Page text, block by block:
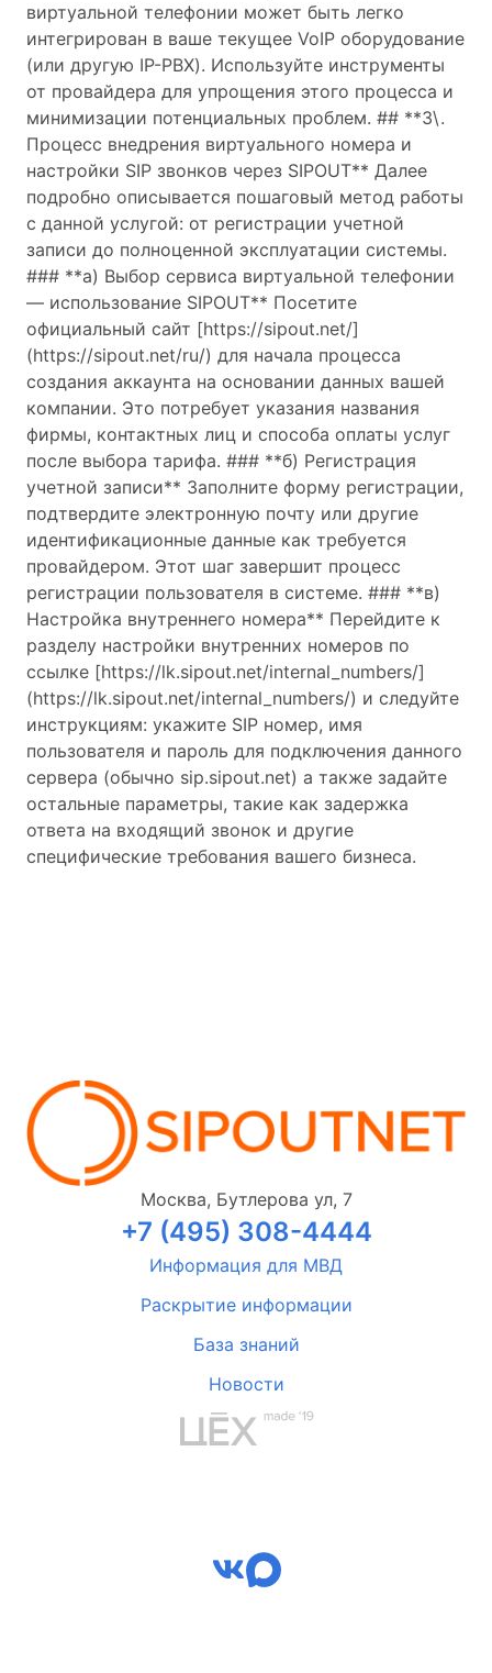
виртуальной телефонии может быть легко
интегрирован в ваше текущее VoIP оборудование
(или другую IP-PBX). Используйте инструменты
от провайдера для упрощения этого процесса и
минимизации потенциальных проблем. ## **3\.
Процесс внедрения виртуального номера и
настройки SIP звонков через SIPOUT** Далее
подробно описывается пошаговый метод работы
с данной услугой: от регистрации учетной
записи до полноценной эксплуатации системы.
### **а) Выбор сервиса виртуальной телефонии
— использование SIPOUT** Посетите
официальный сайт [https://sipout.net/]
(https://sipout.net/ru/) для начала процесса
создания аккаунта на основании данных вашей
компании. Это потребует указания названия
фирмы, контактных лиц и способа оплаты услуг
после выбора тарифа. ### **б) Регистрация
учетной записи** Заполните форму регистрации,
подтвердите электронную почту или другие
идентификационные данные как требуется
провайдером. Этот шаг завершит процесс
регистрации пользователя в системе. ### **в)
Настройка внутреннего номера** Перейдите к
разделу настройки внутренних номеров по
ссылке [https://lk.sipout.net/internal_numbers/]
(https://lk.sipout.net/internal_numbers/) и следуйте
инструкциям: укажите SIP номер, имя
пользователя и пароль для подключения данного
сервера (обычно sip.sipout.net) а также задайте
остальные параметры, такие как задержка
ответа на входящий звонок и другие
специфические требования вашего бизнеса.
Москва, Бутлерова ул, 7
+7 (495) 308-4444
Информация для МВД
Раскрытие информации
База знаний
Новости